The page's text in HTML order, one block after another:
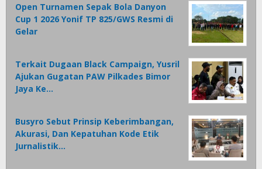
Open Turnamen Sepak Bola Danyon
Cup 1 2026 Yonif TP 825/GWS Resmi di
Gelar
Terkait Dugaan Black Campaign, Yusril
Ajukan Gugatan PAW Pilkades Bimor
Jaya Ke…
Busyro Sebut Prinsip Keberimbangan,
Akurasi, Dan Kepatuhan Kode Etik
Jurnalistik…